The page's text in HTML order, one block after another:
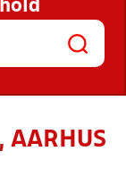
OG
AARHUS